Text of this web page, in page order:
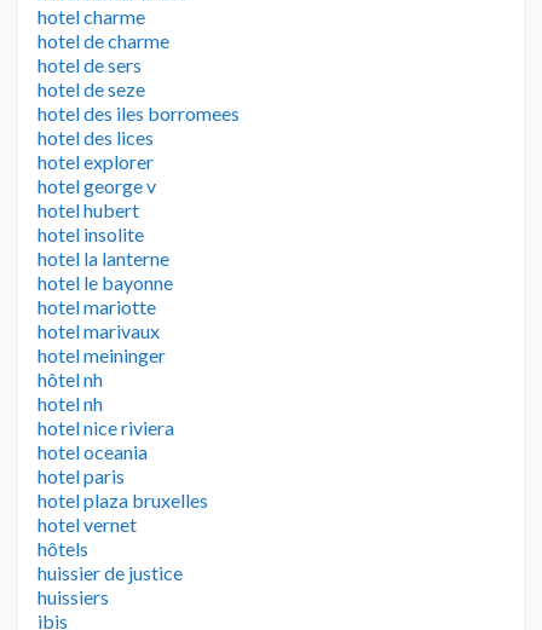
hotel charme
hotel de charme
hotel de sers
hotel de seze
hotel des iles borromees
hotel des lices
hotel explorer
hotel george v
hotel hubert
hotel insolite
hotel la lanterne
hotel le bayonne
hotel mariotte
hotel marivaux
hotel meininger
hôtel nh
hotel nh
hotel nice riviera
hotel oceania
hotel paris
hotel plaza bruxelles
hotel vernet
hôtels
huissier de justice
huissiers
ibis